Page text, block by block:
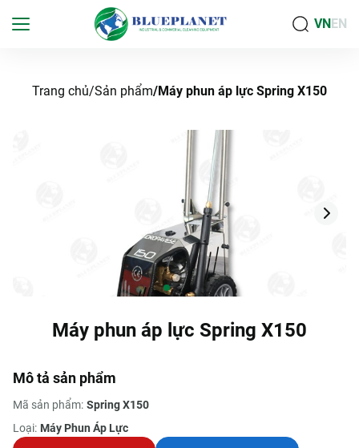
VNEN
Trang chủ Sản phẩm Máy phun áp lực Spring X150
Máy phun áp lực Spring X150
Mô tả sản phẩm
Mã sản phẩm: Spring X150
Loại: Máy Phun Áp Lực